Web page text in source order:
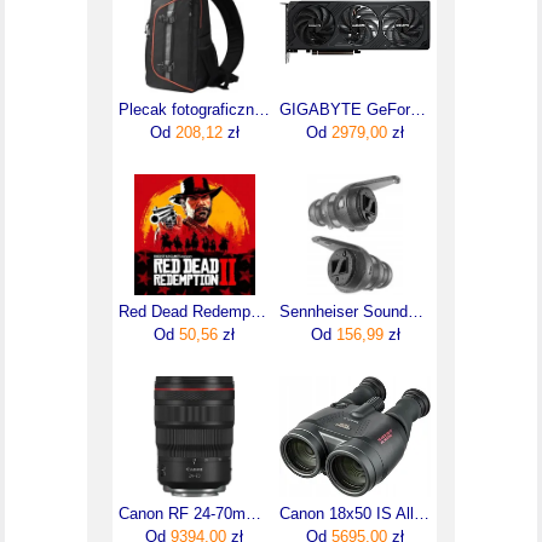
Plecak fotograficzny K&F Concept na jedno ramię Sling
Od 208,12zł
GIGABYTE GeForce RTX 5070 WINDFORCE OC SFF 12GB DLSS 4
Od 2979,00 zł
Red Dead Redemption 2 (Digital)
Od 50,56 zł
Sennheiser Soundprotex Ochronne Zatyczki Stopery 1083145
Od 156,99zł
Canon RF 24-70mm F2.8L IS USM (3680C005)
Od 9394,00 zł
Canon 18x50 IS All Weather (4624A002AA)
Od 5695,00 zł